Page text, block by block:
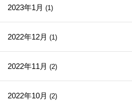
2023年1月 (1)
2022年12月 (1)
2022年11月 (2)
2022年10月 (2)